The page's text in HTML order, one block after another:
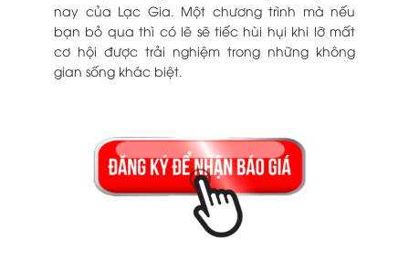
nay của Lạc Gia. Một chương trình mà nếu
bạn bỏ qua thì có lẽ sẽ tiếc hùi hụi khi lỡ mất
cơ hội được trải nghiệm trong những không
gian sống khác biệt.